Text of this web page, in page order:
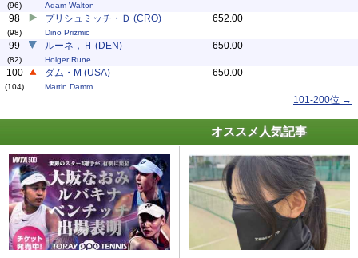
(96) Adam Walton
98
(98)
プリシュミッチ・Ｄ (CRO)
Dino Prizmic
652.00
99
(82)
ルーネ，Ｈ (DEN)
Holger Rune
650.00
100
(104)
ダム・M (USA)
Martin Damm
650.00
101-200位 →
オススメ人気記事